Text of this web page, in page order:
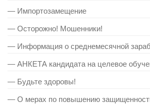
— Импортозамещение
— Осторожно! Мошенники!
— Информация о среднемесячной
— АНКЕТА кандидата на целевое
— Будьте здоровы!
— О мерах по повышению